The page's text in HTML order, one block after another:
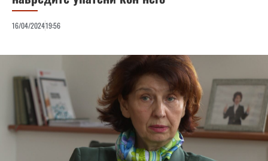
16/04/202419:56